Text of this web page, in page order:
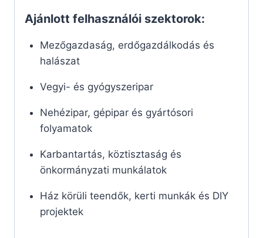
Ajánlott felhasználói szektorok:
Mezőgazdaság, erdőgazdálkodás és
halászat
Vegyi- és gyógyszeripar
Nehézipar, gépipar és gyártósori
folyamatok
Karbantartás, köztisztaság és
önkormányzati munkálatok
Ház körüli teendők, kerti munkák és DIY
projektek